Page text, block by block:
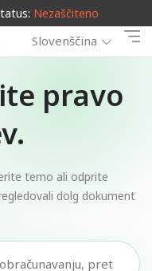
Nezaščiteno
Slovenščina
pravo
temo ali odprite
dolg dokument